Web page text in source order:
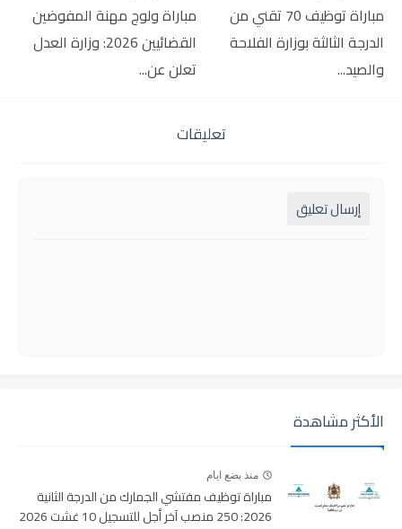
مباراة توظيف 70 تقني من
الدرجة الثالثة بوزارة الفلاحة
والصيد...
مباراة ولوج مهنة المفوضين
القضائيين 2026: وزارة العدل
تعلن عن...
تعليقات
إرسال تعليق
الأكثر مشاهدة
منذ بضع ايام
مباراة توظيف مفتشي الجمارك من الدرجة الثانية
2026: 250 منصب آخر أجل للتسجيل 10 غشت 2026